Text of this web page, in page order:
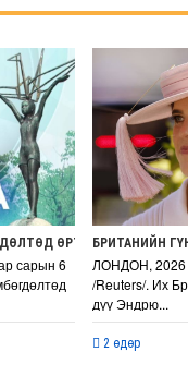
ӨРТСӨНӨӨС ХОЙШ
сарын 6
БРИТАНИЙН
ЛОНДОН, 2026
/Reuters/. Их
дүү Эндрю...
2 өдөр